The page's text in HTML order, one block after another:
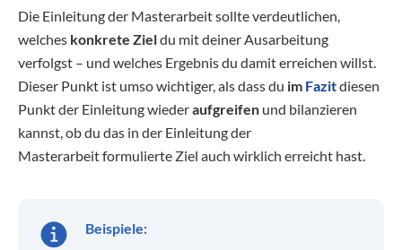
Die Einleitung der Masterarbeit sollte verdeutlichen,
welches konkrete Zieldu mit deiner Ausarbeitung
verfolgst – und welches Ergebnis du damit erreichen willst.
Dieser Punkt ist umso wichtiger, als dass du im Fazitdiesen
Punkt der Einleitung wiederaufgreifen und bilanzieren
kannst, ob du das in der Einleitung der
Masterarbeit formulierte Ziel auch wirklich erreicht hast.
Beispiele: